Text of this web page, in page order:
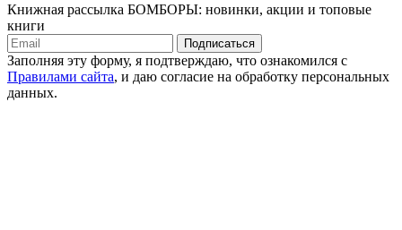
Книжная рассылка БОМБОРЫ: новинки, акции и топовые
книги
Подписаться
Заполняя эту форму, я подтверждаю, что ознакомился с
Правилами сайта, и даю согласие на обработку персональных
данных.